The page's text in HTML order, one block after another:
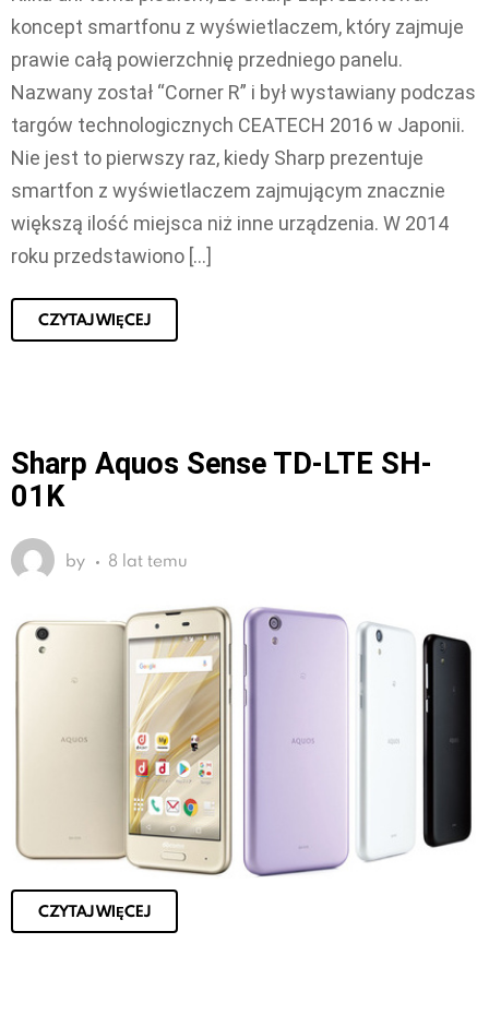
koncept smartfonu z wyświetlaczem, który zajmuje
prawie całą powierzchnię przedniego panelu.
Nazwany został “Corner R” i był wystawiany podczas
targów technologicznych CEATECH 2016 w Japonii.
Nie jest to pierwszy raz, kiedy Sharp prezentuje
smartfon z wyświetlaczem zajmującym znacznie
większą ilość miejsca niż inne urządzenia. W 2014
roku przedstawiono […]
CZYTAJ WIĘCEJ
Sharp Aquos Sense TD-LTE SH-
01K
by 8 lat temu
CZYTAJ WIĘCEJ